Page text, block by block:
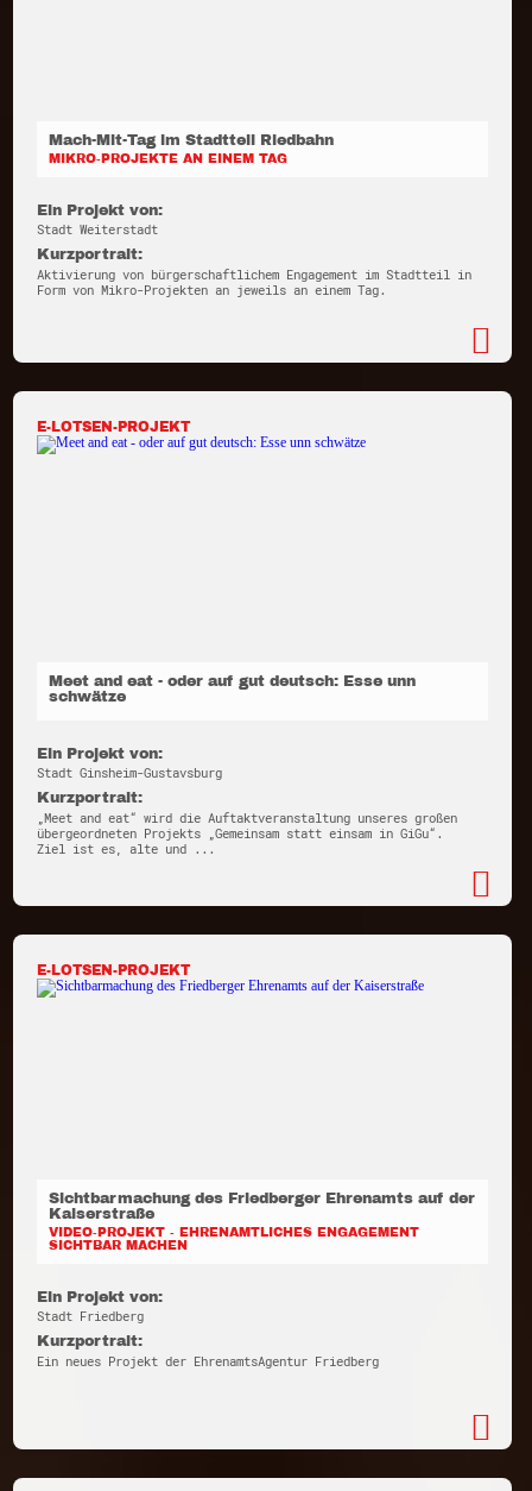
Mach-Mit-Tag im Stadtteil Riedbahn
MIKRO-PROJEKTE AN EINEM TAG
Ein Projekt von:
Stadt Weiterstadt
Kurzportrait:
Aktivierung von bürgerschaftlichem Engagement im Stadtteil in
Form von Mikro-Projekten an jeweils an einem Tag.
E-LOTSEN-PROJEKT
Meet and eat - oder auf gut deutsch: Esse unn
schwätze
Ein Projekt von:
Stadt Ginsheim-Gustavsburg
Kurzportrait:
„Meet and eat“ wird die Auftaktveranstaltung unseres großen
übergeordneten Projekts „Gemeinsam statt einsam in GiGu“.
Ziel ist es, alte und ...
E-LOTSEN-PROJEKT
Sichtbarmachung des Friedberger Ehrenamts auf der
Kaiserstraße
VIDEO-PROJEKT - EHRENAMTLICHES ENGAGEMENT
SICHTBAR MACHEN
Ein Projekt von:
Stadt Friedberg
Kurzportrait:
Ein neues Projekt der EhrenamtsAgentur Friedberg